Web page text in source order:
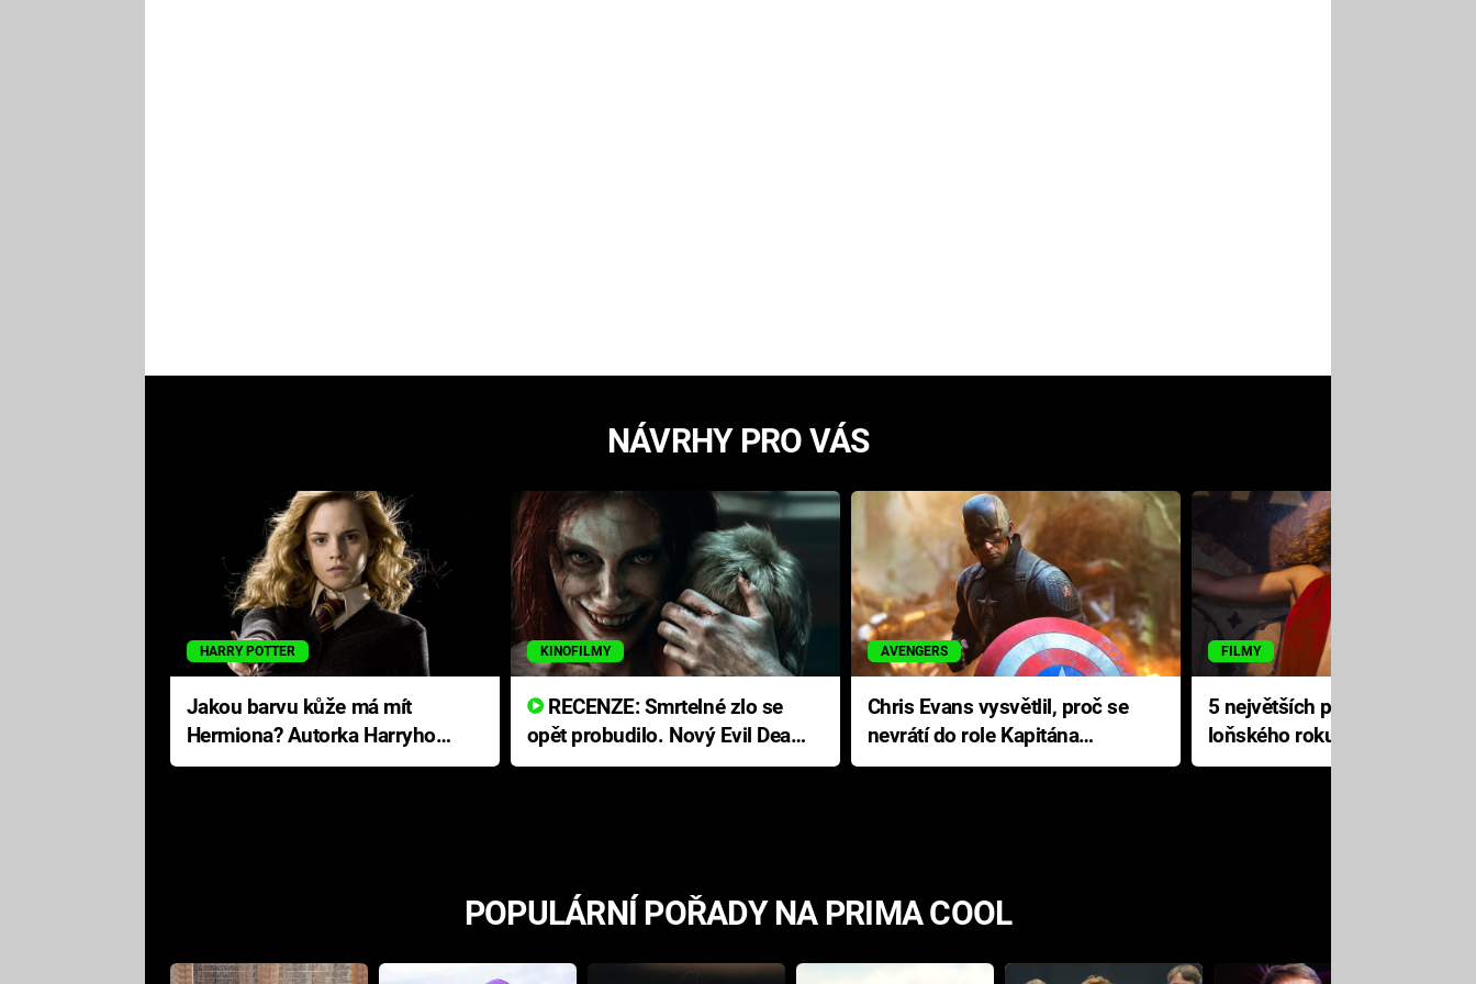
NÁVRHY PRO VÁS
HARRY POTTER
Jakou barvu kůže má mít
Hermiona? Autorka Harryho
Pottera přišla s ráznou
KINOFILMY
RECENZE: Smrtelné zlo se
opět probudilo. Nový Evil Dead
přichází s neodolatelnou
AVENGERS
Chris Evans vysvětlil, proč se
nevrátí do role Kapitána
Ameriky
FILMY
5 největších propadáků
loňského roku: Disney na
jediné katastrofě prodělal 200
POPULÁRNÍ POŘADY NA PRIMA COOL